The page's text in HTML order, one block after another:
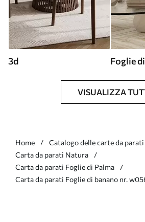
3d Foglie
VISUALIZZA
Home
Catalogo delle carte da parati
Carta da parati Natura
Carta da parati Foglie di Palma
Carta da parati Foglie di banano nr.